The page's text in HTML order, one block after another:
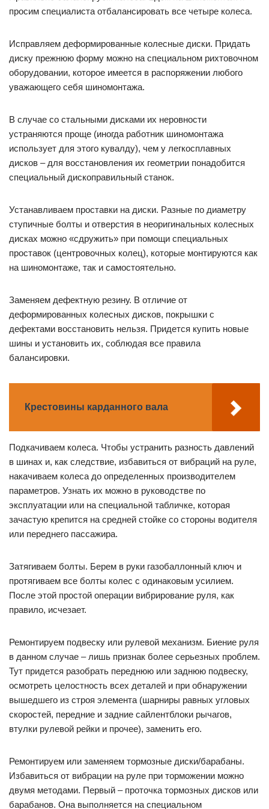
просим специалиста отбалансировать все четыре колеса.
Исправляем деформированные колесные диски. Придать
диску прежнюю форму можно на специальном рихтовочном
оборудовании, которое имеется в распоряжении любого
уважающего себя шиномонтажа.
В случае со стальными дисками их неровности
устраняются проще (иногда работник шиномонтажа
использует для этого кувалду), чем у легкосплавных
дисков – для восстановления их геометрии понадобится
специальный дископравильный станок.
Устанавливаем проставки на диски. Разные по диаметру
ступичные болты и отверстия в неоригинальных колесных
дисках можно «сдружить» при помощи специальных
проставок (центровочных колец), которые монтируются как
на шиномонтаже, так и самостоятельно.
Заменяем дефектную резину. В отличие от
деформированных колесных дисков, покрышки с
дефектами восстановить нельзя. Придется купить новые
шины и установить их, соблюдая все правила
балансировки.
Крестовины карданного вала
Подкачиваем колеса. Чтобы устранить разность давлений
в шинах и, как следствие, избавиться от вибраций на руле,
накачиваем колеса до определенных производителем
параметров. Узнать их можно в руководстве по
эксплуатации или на специальной табличке, которая
зачастую крепится на средней стойке со стороны водителя
или переднего пассажира.
Затягиваем болты. Берем в руки газобаллонный ключ и
протягиваем все болты колес с одинаковым усилием.
После этой простой операции вибрирование руля, как
правило, исчезает.
Ремонтируем подвеску или рулевой механизм. Биение руля
в данном случае – лишь признак более серьезных проблем.
Тут придется разобрать переднюю или заднюю подвеску,
осмотреть целостность всех деталей и при обнаружении
вышедшего из строя элемента (шарниры равных угловых
скоростей, передние и задние сайлентблоки рычагов,
втулки рулевой рейки и прочее), заменить его.
Ремонтируем или заменяем тормозные диски/барабаны.
Избавиться от вибрации на руле при торможении можно
двумя методами. Первый – проточка тормозных дисков или
барабанов. Она выполняется на специальном